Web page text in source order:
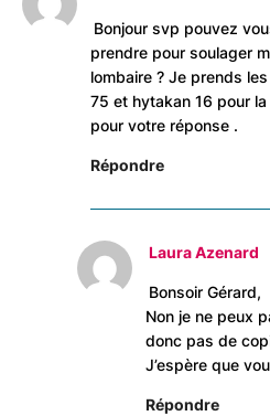
Bonjour svp pouvez
prendre pour soulager
lombaire ? Je prends
75 et hytakan 16 pour la
pour votre réponse .
Répondre
Laura Azenard
Bonsoir Gérard,
Non je ne peux
donc pas de
J’espère que
Répondre